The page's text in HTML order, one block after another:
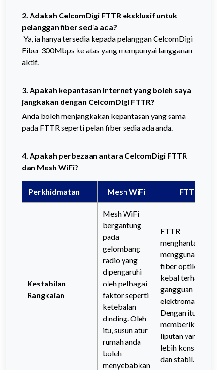
2. Adakah CelcomDigi FTTR eksklusif untuk
pelanggan fiber sedia ada?
Ya, ia hanya tersedia kepada pelanggan CelcomDigi
Fiber 300Mbps ke atas yang mempunyai langganan
aktif.
3. Apakah kepantasan Internet yang boleh saya
jangkakan dengan CelcomDigi FTTR?
Anda boleh menjangkakan kepantasan yang sama
pada FTTR seperti pelan fiber sedia ada anda.
4. Apakah perbezaan antara CelcomDigi FTTR
dan Mesh WiFi?
Perkhidmatan Mesh WiFi FTTR
Kestabilan
Rangkaian
Mesh WiFi
bergantung
pada
gelombang
radio yang
dipengaruhi
oleh pelbagai
faktor seperti
ketebalan
dinding. Oleh
itu, susun atur
rumah anda
boleh
menyebabkan
FTTR
menghantar data
menggunakan
fiber optik yang
kebal terhadap
gangguan
elektromagnetik.
Dengan itu FTTR
memberikan
liputan yang
lebih konsisten
dan stabil.